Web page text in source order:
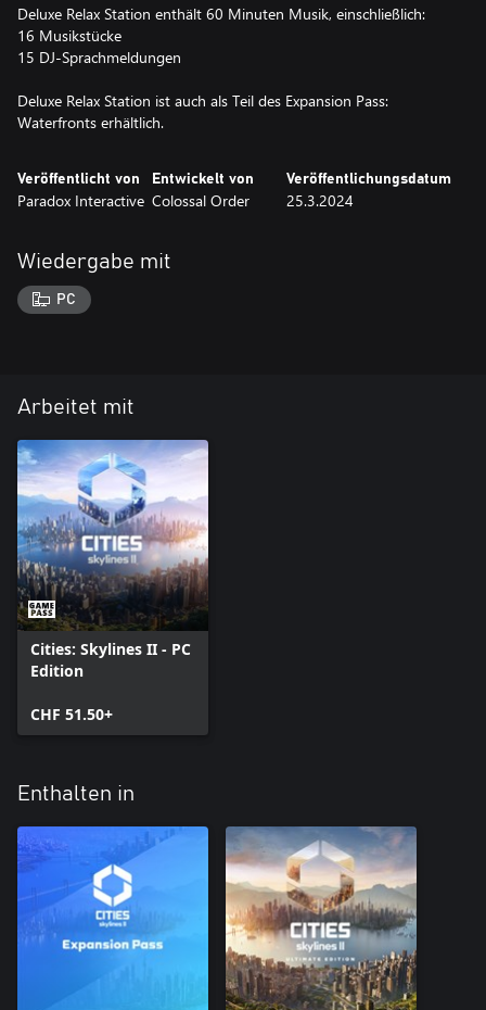
Deluxe Relax Station enthält 60 Minuten Musik, einschließlich:
16 Musikstücke
15 DJ-Sprachmeldungen
Deluxe Relax Station ist auch als Teil des Expansion Pass:
Waterfronts erhältlich.
Veröffentlicht von
Paradox Interactive
Entwickelt von
Colossal Order
Veröffentlichungsdatum
25.3.2024
Wiedergabe mit
PC
Arbeitet mit
Cities: Skylines II - PC
Edition
CHF 51.50+
Enthalten in